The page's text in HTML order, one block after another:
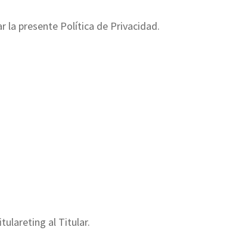
la presente Política de Privacidad.
al Titular.